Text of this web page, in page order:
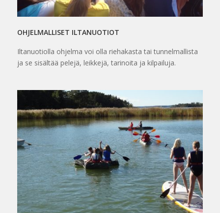
OHJELMALLISET ILTANUOTIOT
Iltanuotiolla ohjelma voi olla riehakasta tai tunnelmallista
ja se sisältää pelejä, leikkejä, tarinoita ja kilpailuja.